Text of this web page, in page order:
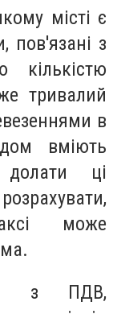
місті є
пов'язані з
тривалий
в
вміють
ці
може
з ПДВ,